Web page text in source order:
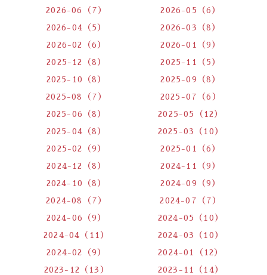
2026-06（7） 2026-05（6）
2026-04（5） 2026-03（8）
2026-02（6） 2026-01（9）
2025-12（8） 2025-11（5）
2025-10（8） 2025-09（8）
2025-08（7） 2025-07（6）
2025-06（8） 2025-05（12）
2025-04（8） 2025-03（10）
2025-02（9） 2025-01（6）
2024-12（8） 2024-11（9）
2024-10（8） 2024-09（9）
2024-08（7） 2024-07（7）
2024-06（9） 2024-05（10）
2024-04（11） 2024-03（10）
2024-02（9） 2024-01（12）
2023-12（13） 2023-11（14）